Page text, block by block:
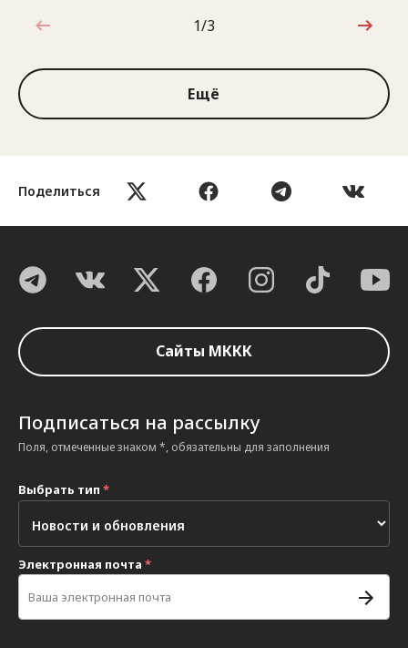
Поделиться
1 из 3
1/3
Ещё
Сайты МККК
Подписаться на рассылку
Поля, отмеченные знаком *, обязательны для заполнения
Выбрать тип *
Электронная почта *